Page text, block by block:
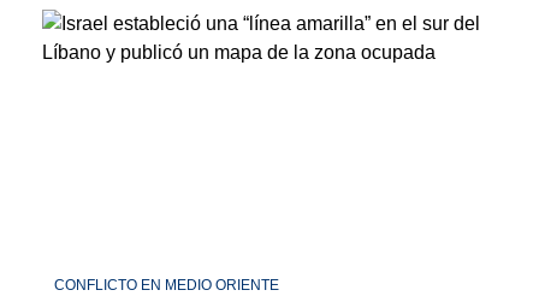
CONFLICTO EN MEDIO ORIENTE